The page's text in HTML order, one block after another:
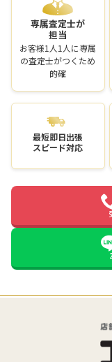
専属査定士が
担当
お客様1人1人に専属
の査定士がつくため
的確
最短即日出張
スピード対応